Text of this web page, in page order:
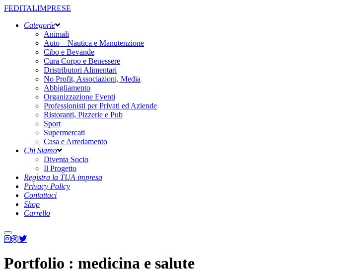
FEDITALIMPRESE
Categorie
Animali
Auto – Nautica e Manutenzione
Cibo e Bevande
Cura Corpo e Benessere
Dristributori Alimentari
No Profit, Associazioni, Media
Abbigliamento
Organizzazione Eventi
Professionisti per Privati ed Aziende
Ristoranti, Pizzerie e Pub
Sport
Supermercati
Casa e Arredamento
Chi Siamo
Diventa Socio
Il Progetto
Registra la TUA impresa
Privacy Policy
Contattaci
Shop
Carrello
Menu
principale
Portfolio : medicina e salute